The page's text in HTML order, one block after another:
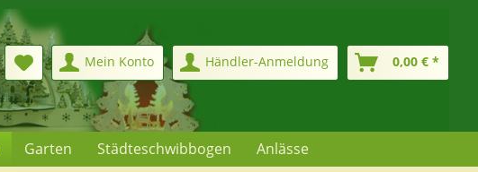
Mein Konto Händler-Anmeldung 0,00 € *
Garten Städteschwibbogen Anlässe